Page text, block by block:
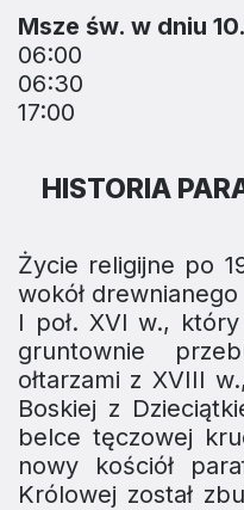
Msze św. w dniu
06:00
06:30
17:00
HISTORIA
Życie religijne po
wokół
I poł. XVI w.,
gruntownie
ołtarzami z XVIII
Boskiej z
belce tęczowej
nowy kościół
Królowej został